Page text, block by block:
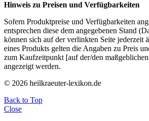
Hinweis zu Preisen und Verfügbarkeiten
Sofern Produktpreise und Verfügbarkeiten
entsprechen diese dem angegebenen Stand
können sich auf der verlinkten Seite jederzeit
eines Produkts gelten die Angaben zu Preis
zum Kaufzeitpunkt [auf der/den
angezeigt werden.
© 2026 heilkraeuter-lexikon.de
Back to Top
Close